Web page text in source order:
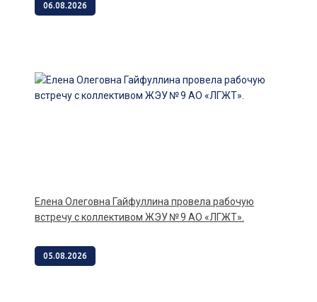
06.08.2026
Елена Олеговна Гайфуллина провела рабочую
встречу с коллективом ЖЭУ № 9 АО «ЛГЖТ».
05.08.2026